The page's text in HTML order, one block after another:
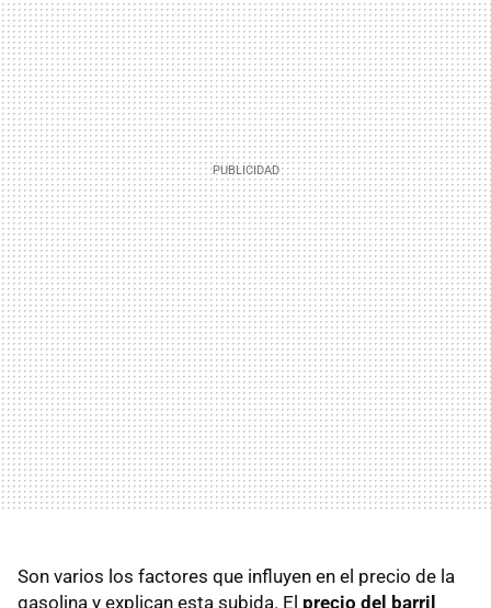
Son varios los factores que influyen en el precio de la
gasolina y explican esta subida. El precio del barril